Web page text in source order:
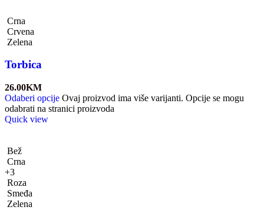
Crna
Crvena
Zelena
Torbica
26.00KM
Odaberi opcije Ovaj proizvod ima više varijanti. Opcije se mogu
odabrati na stranici proizvoda
Quick view
Bež
Crna
+3
Roza
Smeđa
Zelena